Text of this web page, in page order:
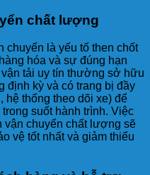
chất lượng
là yếu tố then chốt
hóa và sự đúng hạn
tải uy tín thường sở hữu
kỳ và có trang bị đầy
hệ thống theo dõi xe) để
suốt hành trình. Việc
vận chuyển chất lượng sẽ
vệ tốt nhất và giảm thiểu